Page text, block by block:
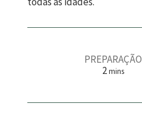
PREPARAÇÃO
2m
u
mins